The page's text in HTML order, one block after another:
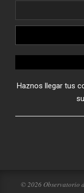
Haznos llegar tus
© 2026 Observatorio